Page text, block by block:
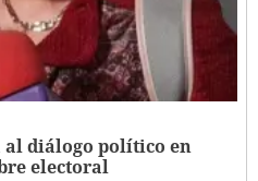
diálogo político en
electoral